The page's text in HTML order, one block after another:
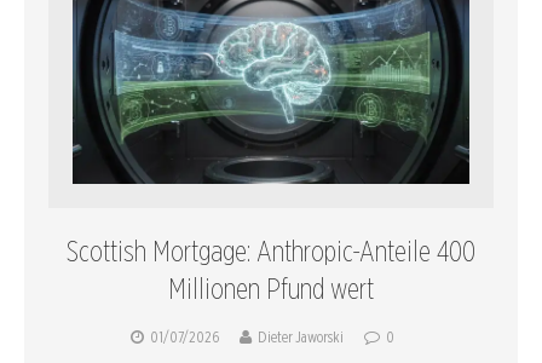
Scottish Mortgage: Anthropic-Anteile 400
Millionen Pfund wert
01/07/2026 Dieter Jaworski 0